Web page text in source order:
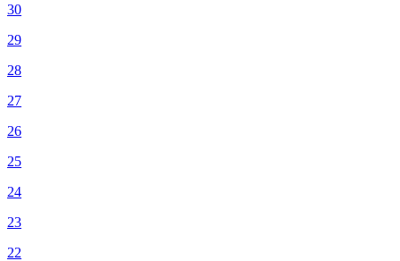
30
29
28
27
26
25
24
23
22